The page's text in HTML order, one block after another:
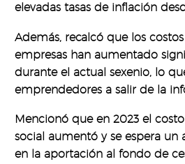
elevadas tasas de inflación
Además, recalcó que los
empresas han aumentado
durante el actual sexenio, lo
emprendedores a salir de la
Mencionó que en 2023 el
social aumentó y se espera un
en la aportación al fondo de